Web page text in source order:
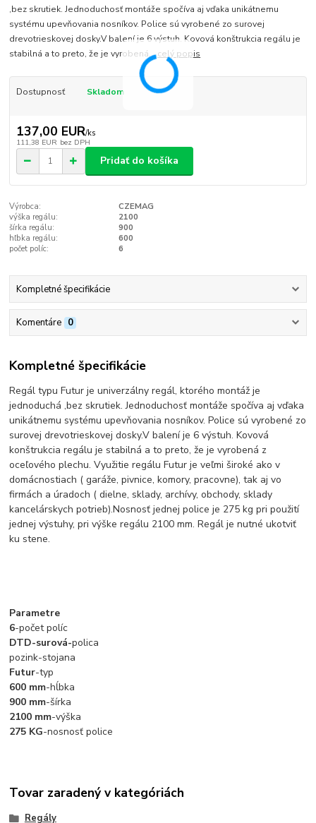
,bez skrutiek. Jednoduchosť montáže spočíva aj vďaka unikátnemu
systému upevňovania nosníkov. Police sú vyrobené zo surovej
drevotrieskovej dosky.V balení je 6 výstuh. Kovová konštrukcia regálu je
stabilná a to preto, že je vyrobená...celý popis
Dostupnosť Skladom
137,00 EUR/ks
111,38 EUR bez DPH
Pridať do košíka
Výrobca:
CZEMAG
výška regálu:
2100
šírka regálu:
900
hľbka regálu:
600
počet políc:
6
Kompletné špecifikácie
Komentáre 0
Kompletné špecifikácie
Regál typu Futur je univerzálny regál, ktorého montáž je
jednoduchá ,bez skrutiek. Jednoduchosť montáže spočíva aj vďaka
unikátnemu systému upevňovania nosníkov. Police sú vyrobené zo
surovej drevotrieskovej dosky.V balení je 6 výstuh. Kovová
konštrukcia regálu je stabilná a to preto, že je vyrobená z
oceľového plechu. Využitie regálu Futur je veľmi široké ako v
domácnostiach ( garáže, pivnice, komory, pracovne), tak aj vo
firmách a úradoch ( dielne, sklady, archívy, obchody, sklady
kancelárskych potrieb).Nosnosť jednej police je 275 kg pri použití
jednej výstuhy, pri výške regálu 2100 mm. Regál je nutné ukotviť
ku stene.
Parametre
6-počet políc
DTD-surová-polica
pozink-stojana
Futur-typ
600 mm-hĺbka
900 mm-šírka
2100 mm-výška
275 KG-nosnosť police
Tovar zaradený v kategóriách
Regály